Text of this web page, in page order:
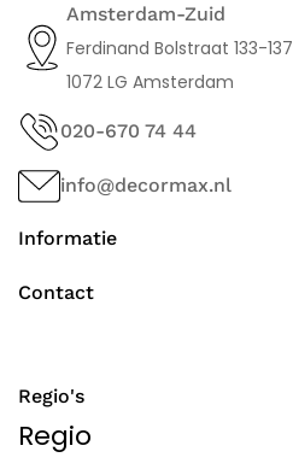
Informatie
Contact
Amsterdam-Zuid
Ferdinand Bolstraat 133-137
1072 LG Amsterdam
020-670 74 44
info@decormax.nl
Regio's
Regio